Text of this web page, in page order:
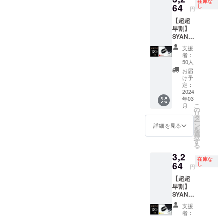
ポートしま
す。さあ、
「握らな
い」健康習
慣を始めま
応援よろし
くお願いし
ます。
材の供
給状
況、製
造工程
上の都
合等に
より出
荷時期
が遅れ
る場合
があり
ます。
格より
可能性
もござ
いま
す。 ※
デザイ
ン・仕
様は変
更にな
る可能
性もご
ざいま
す。ご
ださ
い。 ※
使用部
材の供
給状
況、製
造工程
上の都
合等に
より出
送料
込）
【内
容】
■SYAN
TOリン
グ リン
V2（黒
色） × 1
様のご
支援に
より量
産効率
が向上
価格が
販売予
定価格
より下
がる可
能性も
ござい
ます。
64 円 し
【超超
早割】
SYANT
O リン
グ
V2（赤
）
18％OF
販売価
格：
3,980円
の
【18％
OFF】
⇒
（税・
送料
込）
【内
容】
■SYAN
TOリン
グ リン
支援
者：
50人
お届
け予
定：
2024
年03
月
詳細を見る
こ
の
リ
タ
ー
ン
を
選
択
す
る
3,2
64 円
在庫な
し
【超超
早割】
SYANT
O リン
グ 支援
者：